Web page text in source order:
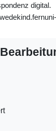
digital.